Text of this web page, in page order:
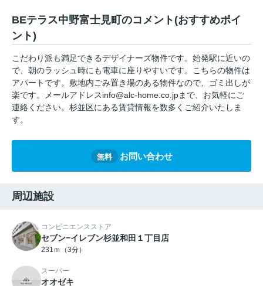
BEテラス中野富士見町のコメント(おすすめポイ
ント)
こだわり派も満足できるデザイナーズ物件です。始発駅に近いの
で、朝のラッシュ時にも電車に座りやすいです。こちらの物件は
アパートです。敷地内ごみ置き場のある物件なので、ゴミ出しが
楽です。メールアドレスinfo@alc-home.co.jpまで、お気軽にご
連絡ください。杉並区にある賃貸情報を数多くご紹介いたしま
す。
無料 お問い合わせ
周辺施設
コンビニエンスストア
セブン−イレブン杉並和田１丁目店
231ｍ（3分）
スーパー
オオゼキ